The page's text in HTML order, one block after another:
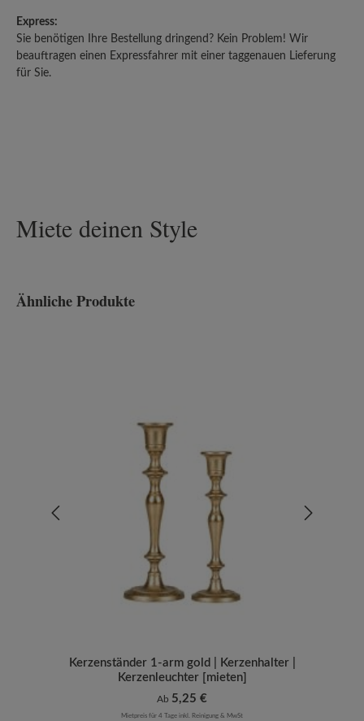
Express:
Sie benötigen Ihre Bestellung dringend? Kein Problem! Wir
beauftragen einen Expressfahrer mit einer taggenauen Lieferung
für Sie.
Miete deinen Style
Produktgalerie überspringen
Ähnliche Produkte
Kerzenständer 1-arm gold | Kerzenhalter |
Kerzenleuchter [mieten]
Regulärer Preis:
Ab 5,25 €
Mietpreis für 4 Tage inkl. Reinigung & MwSt